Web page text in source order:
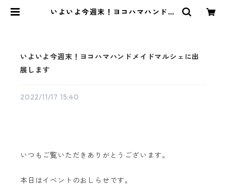
いよいよ今週末！ヨコハマハンドメ
いよいよ今週末！ヨコハマハンドメイドマルシェに出
展します
2022/11/17 15:40
いつもご覧いただきありがとうございます。
本日はイベントのおしらせです。